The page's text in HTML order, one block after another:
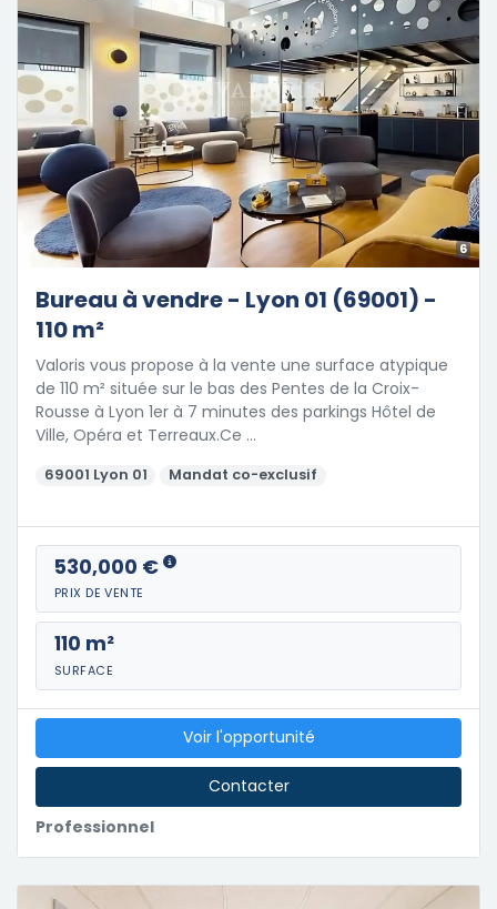
6
Bureau à vendre - Lyon 01 (69001) -
110 m²
Valoris vous propose à la vente une surface atypique
de 110 m² située sur le bas des Pentes de la Croix-
Rousse à Lyon 1er à 7 minutes des parkings Hôtel de
Ville, Opéra et Terreaux.Ce …
69001 Lyon 01 Mandat co-exclusif
530,000 €
PRIX DE VENTE
110 m²
SURFACE
Professionnel
Voir l'opportunité
Contacter